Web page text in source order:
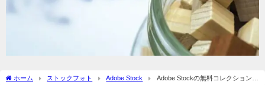
ホーム ストックフォト Adobe Stock
Adobe Stockの無料コレクションに